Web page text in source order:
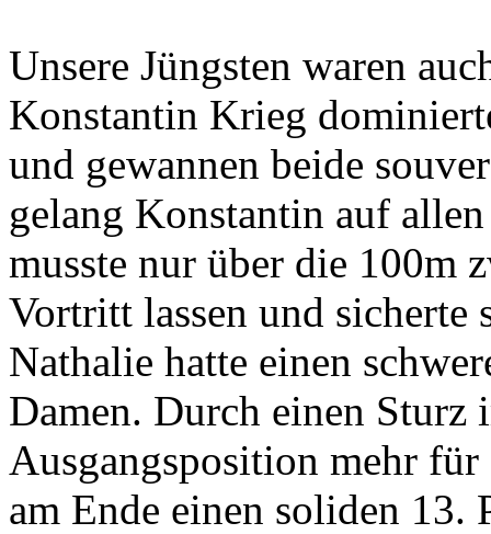
Unsere Jüngsten waren
Konstantin Krieg
und gewannen beide
gelang Konstantin auf
musste nur über die 100m
Vortritt lassen und sicherte
Nathalie hatte einen
Damen. Durch einen Sturz
Ausgangsposition mehr
am Ende einen soliden 13.